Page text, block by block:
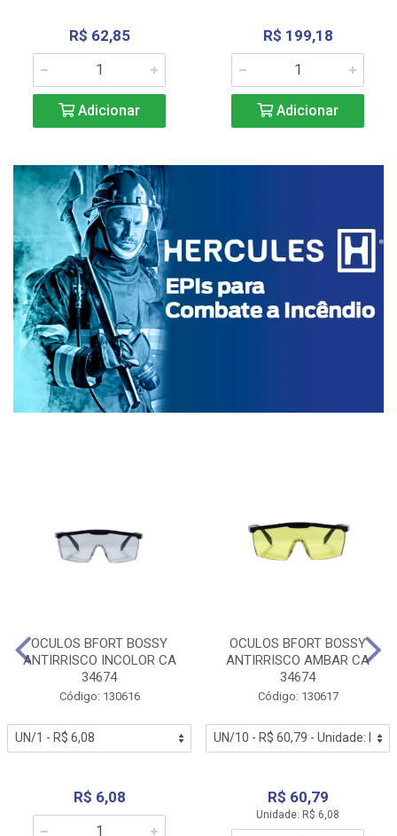
R$ 62,85
Adicionar
R$ 199,18
Adicionar
OCULOS BFORT BOSSY
ANTIRRISCO INCOLOR CA
34674
Código: 130616
R$ 6,08
OCULOS BFORT BOSSY
ANTIRRISCO AMBAR CA
34674
Código: 130617
R$ 60,79
Unidade: R$ 6,08